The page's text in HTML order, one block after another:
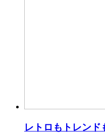
レトロもトレンド